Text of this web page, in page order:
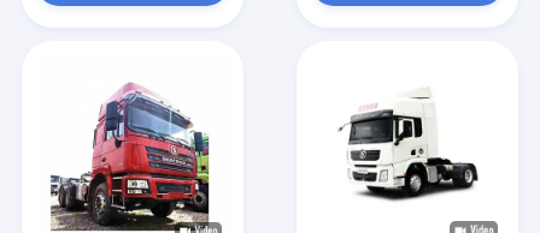
Produkte
Über uns
Werksbesichtigung